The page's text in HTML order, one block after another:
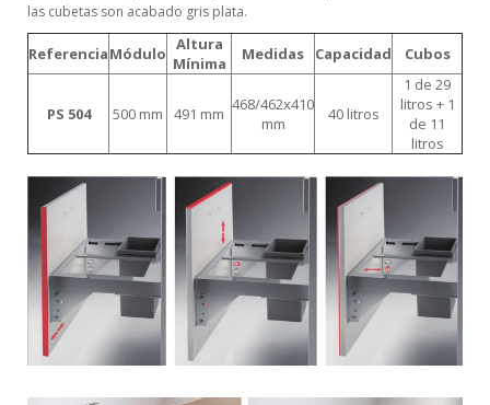
las cubetas son acabado gris plata.
ReferenciaMódulo Altura
Mínima
Medidas Capacidad Cubos
PS 504 500 mm 491 mm 468/462x410
mm
40 litros
1 de 29
litros + 1
de 11
litros